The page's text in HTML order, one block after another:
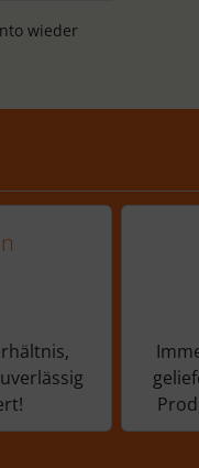
wieder
einer 5